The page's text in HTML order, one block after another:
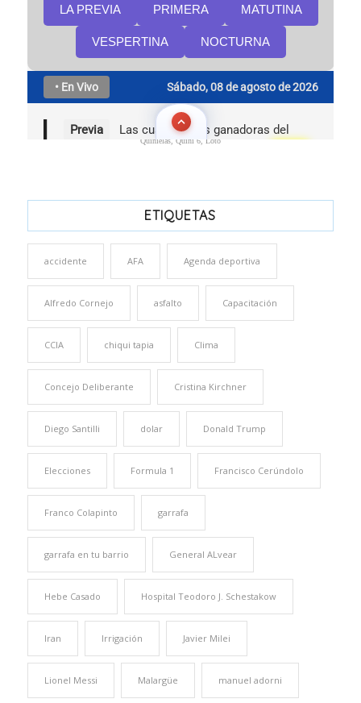
Quinielas, Quini 6, Loto
ETIQUETAS
accidente AFA Agenda deportiva
Alfredo Cornejo asfalto Capacitación
CCIA chiqui tapia Clima
Concejo Deliberante Cristina Kirchner
Diego Santilli dolar Donald Trump
Elecciones Formula 1 Francisco Cerúndolo
Franco Colapinto garrafa
garrafa en tu barrio General ALvear
Hebe Casado Hospital Teodoro J. Schestakow
Iran Irrigación Javier Milei
Lionel Messi Malargüe manuel adorni